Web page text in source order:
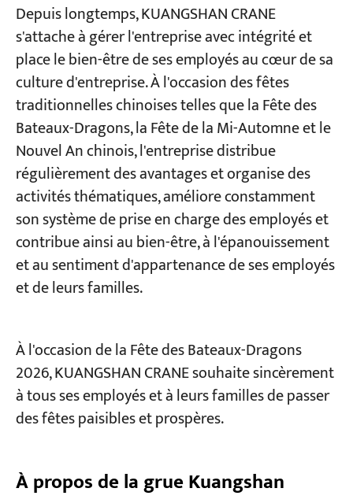
Depuis longtemps, KUANGSHAN CRANE
s'attache à gérer l'entreprise avec intégrité et
place le bien-être de ses employés au cœur de sa
culture d'entreprise. À l'occasion des fêtes
traditionnelles chinoises telles que la Fête des
Bateaux-Dragons, la Fête de la Mi-Automne et le
Nouvel An chinois, l'entreprise distribue
régulièrement des avantages et organise des
activités thématiques, améliore constamment
son système de prise en charge des employés et
contribue ainsi au bien-être, à l'épanouissement
et au sentiment d'appartenance de ses employés
et de leurs familles.
À l'occasion de la Fête des Bateaux-Dragons
2026, KUANGSHAN CRANE souhaite sincèrement
à tous ses employés et à leurs familles de passer
des fêtes paisibles et prospères.
À propos de la grue Kuangshan